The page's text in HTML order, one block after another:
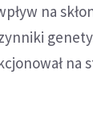
na
na